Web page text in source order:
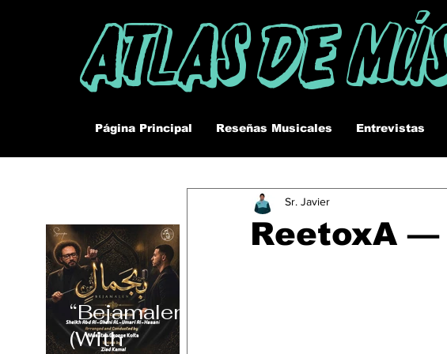
Atlas De
Página Principal Reseñas Musicales Entrevistas
“Bejamalen”
(With
ReetoxA —
Sr. Javier